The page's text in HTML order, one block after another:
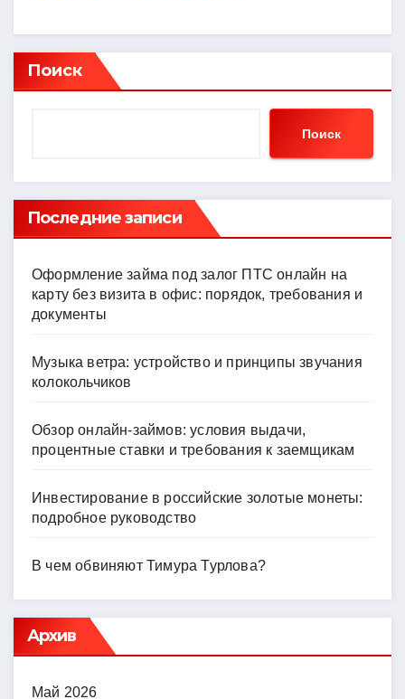
n
o
kl
ni
ki
at
s
A
er
e
a
р
в
ть
Поиск
Поиск
Последние записи
Оформление займа под залог ПТС онлайн на
карту без визита в офис: порядок, требования и
документы
Музыка ветра: устройство и принципы звучания
колокольчиков
Обзор онлайн-займов: условия выдачи,
процентные ставки и требования к заемщикам
Инвестирование в российские золотые монеты:
подробное руководство
В чем обвиняют Тимура Турлова?
Архив
Май 2026